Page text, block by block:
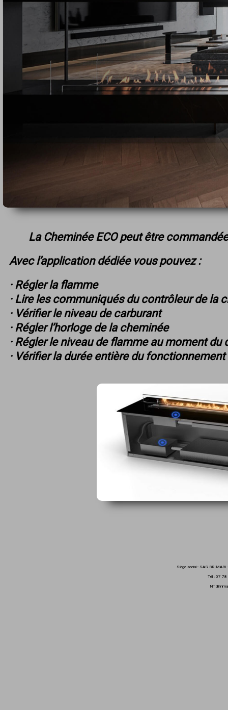
Siège social : SAS
Tél : 07 78
N°
La Cheminée ECO peut être
Avec l’application dédiée vous pouvez :
· Régler la flamme
· Lire les communiqués du contrôleur de la
· Vérifier le niveau de carburant
· Régler l’horloge de la cheminée
· Régler le niveau de flamme au moment du
· Vérifier la durée entière du fonctionnement